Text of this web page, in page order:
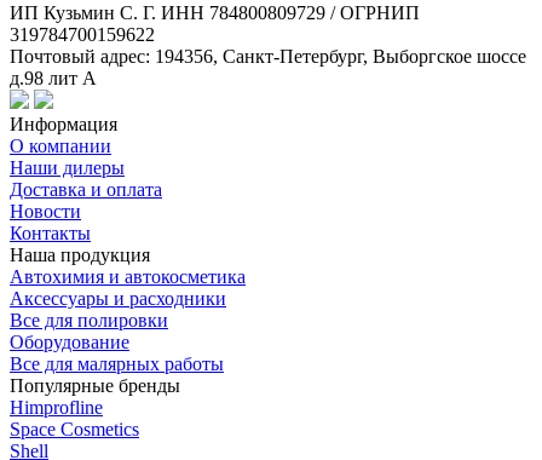
ИП Кузьмин C. Г. ИНН 784800809729 / ОГРНИП
319784700159622
Почтовый адрес: 194356, Санкт-Петербург, Выборгское шоссе
д.98 лит А
Информация
О компании
Наши дилеры
Доставка и оплата
Новости
Контакты
Наша продукция
Автохимия и автокосметика
Аксессуары и расходники
Все для полировки
Оборудование
Все для малярных работы
Популярные бренды
Himprofline
Space Cosmetics
Shell